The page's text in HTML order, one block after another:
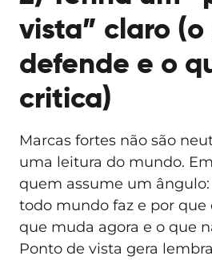
vista” claro (o
defende e o
critica)
Marcas fortes não são
uma leitura do mundo.
quem assume um ângulo:
todo mundo faz e por que
que muda agora e o que
Ponto de vista gera